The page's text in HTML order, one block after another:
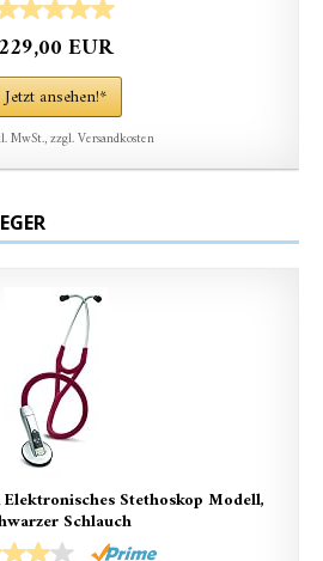
229,00 EUR
Jetzt ansehen!*
MwSt., zzgl. Versandkosten
Stethoskop Modell,
Schlauch